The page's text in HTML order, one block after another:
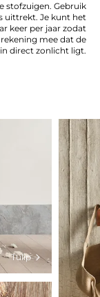
stofzuigen. Gebruik
uittrekt. Je kunt het
keer per jaar zodat
mee dat de
direct zonlicht ligt.
Tulip